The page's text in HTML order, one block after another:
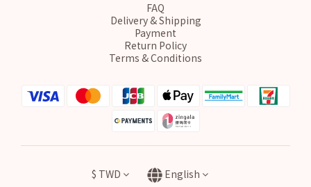
FAQ
Delivery & Shipping
Payment
Return Policy
Terms & Conditions
$ TWD English